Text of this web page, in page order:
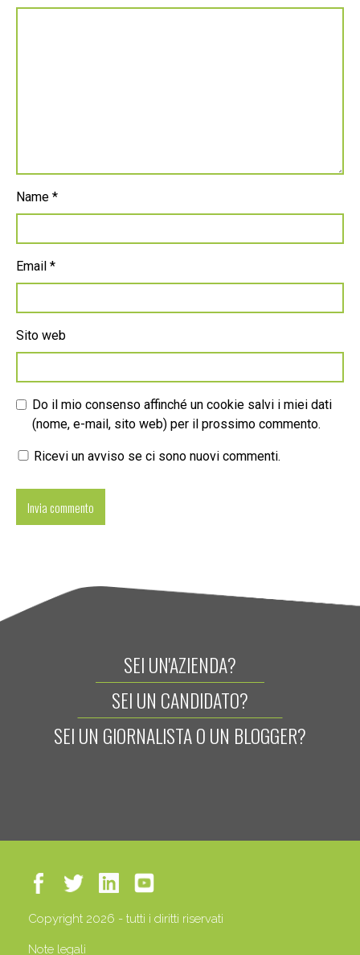
Name *
Email *
Sito web
Do il mio consenso affinché un cookie salvi i miei dati
(nome, e-mail, sito web) per il prossimo commento.
Ricevi un avviso se ci sono nuovi commenti.
SEI UN'AZIENDA?
SEI UN CANDIDATO?
SEI UN GIORNALISTA O UN BLOGGER?
Copyright 2026 - tutti i diritti riservati
Note legali